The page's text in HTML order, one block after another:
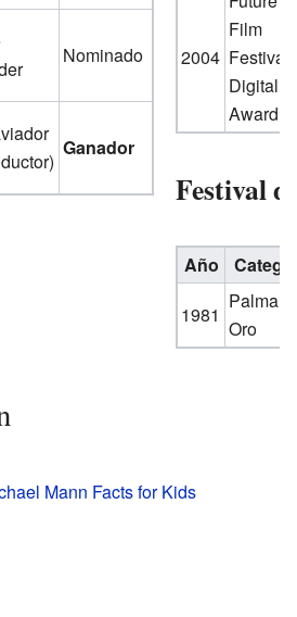
Nominado
Ganador
2004
Film
Festival
Digital
Award
Festival
Año
1981
Palma
Oro
Mann Facts for Kids